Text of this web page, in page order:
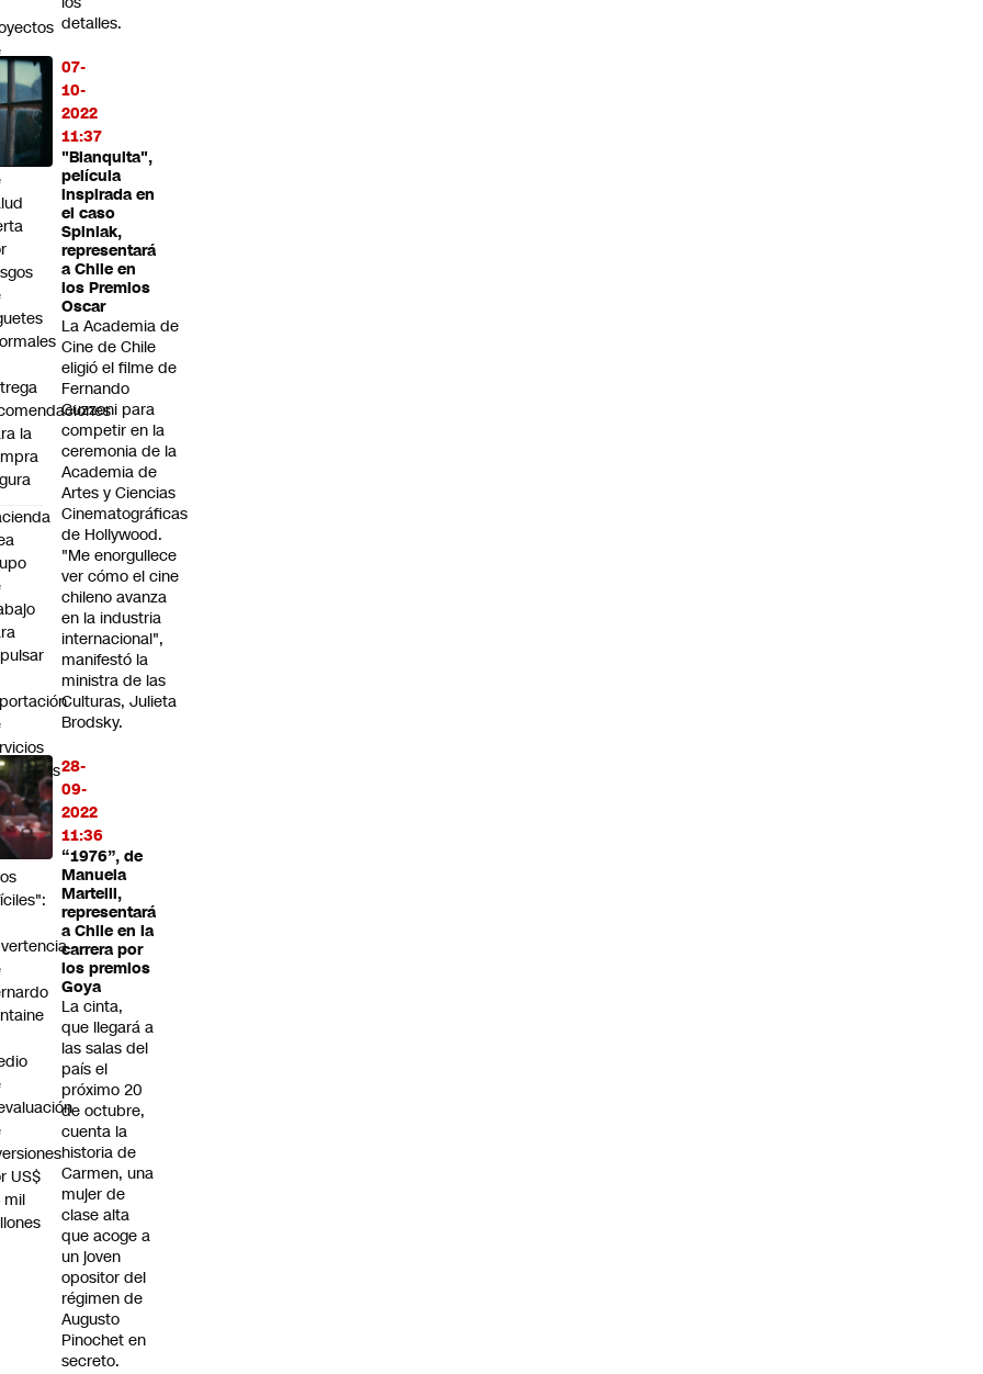
detalles.
07-
10-
2022
11:37
"Blanquita",
película
inspirada en
el caso
Spiniak,
representará
a Chile en
los Premios
Oscar
La Academia de
Cine de Chile
eligió el filme de
Fernando
Guzzoni para
competir en la
ceremonia de la
Academia de
Artes y Ciencias
Cinematográficas
de Hollywood.
"Me enorgullece
ver cómo el cine
chileno avanza
en la industria
internacional",
manifestó la
ministra de las
Culturas, Julieta
Brodsky.
28-
09-
2022
11:36
“1976”, de
Manuela
Martelli,
representará
a Chile en la
carrera por
los premios
Goya
La cinta,
que llegará a
las salas del
país el
próximo 20
de octubre,
cuenta la
historia de
Carmen, una
mujer de
clase alta
que acoge a
un joven
opositor del
régimen de
Augusto
Pinochet en
secreto.
del
la
US$
mil